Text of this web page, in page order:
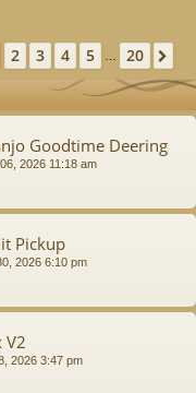
1 von 20
2 3 4 5 20
Goodtime Deering
2026 11:18 am
Pickup
2026 6:10 pm
V2
2026 3:47 pm